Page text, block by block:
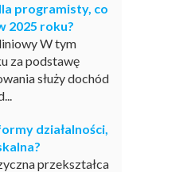
programisty, co
2025 roku?
W tym
za podstawę
służy dochód
działalności,
przekształca